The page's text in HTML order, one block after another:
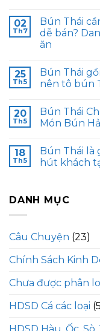
02
Th7
Bún Thái
dễ bán?
ăn
25
Th5
Bún Thái
nên tô bún
20
Th5
Bún Thái
Món Bún
18
Th5
Bún Thái là
hút khách
DANH MỤC
Câu Chuyện (23)
Chính Sách Kinh
Chưa được phân
HDSD Cá các loại
HDSD Hàu, Ốc,